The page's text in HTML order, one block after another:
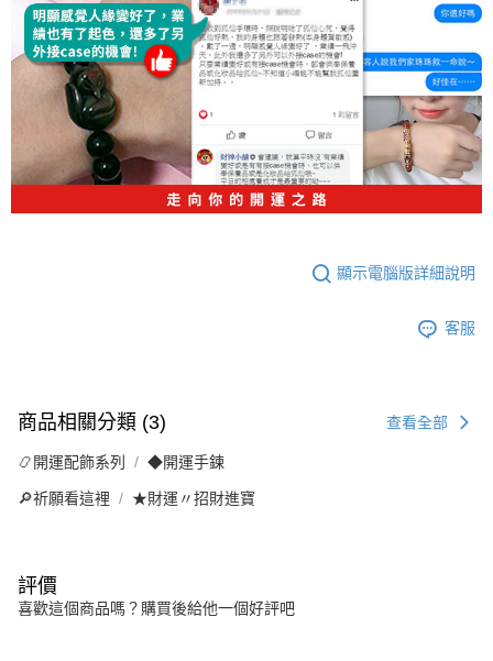
顯示電腦版詳細說明
客服
商品相關分類 (3) 查看全部
📿開運配飾系列 ◆開運手鍊
🔎祈願看這裡 ★財運〃招財進寶
評價
喜歡這個商品嗎？購買後給他一個好評吧